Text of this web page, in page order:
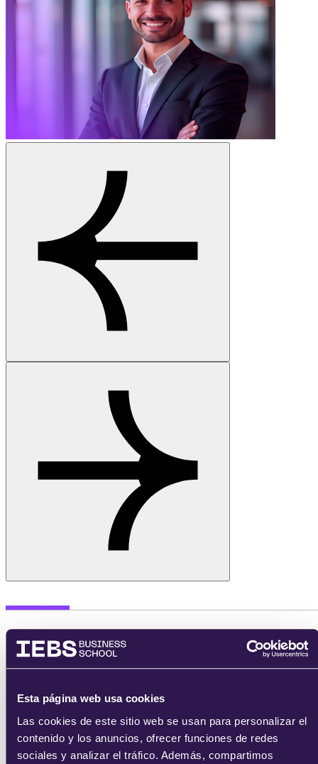
Esta página web usa cookies
Las cookies de este sitio web se usan para personalizar el
contenido y los anuncios, ofrecer funciones de redes
sociales y analizar el tráfico. Además, compartimos
Oferta formativa
MBA's
Transformación Digital
Agile & Scrum